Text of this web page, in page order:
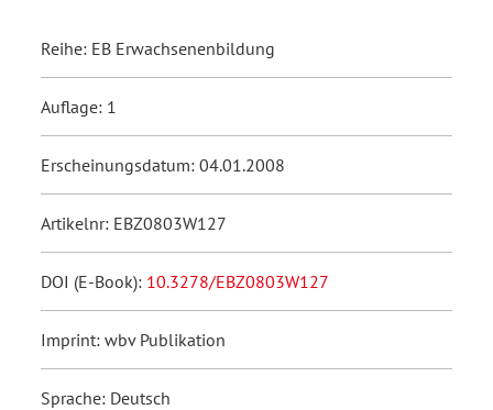
Reihe: EB Erwachsenenbildung
Auflage: 1
Erscheinungsdatum: 04.01.2008
Artikelnr: EBZ0803W127
DOI (E-Book): 10.3278/EBZ0803W127
Imprint: wbv Publikation
Sprache: Deutsch